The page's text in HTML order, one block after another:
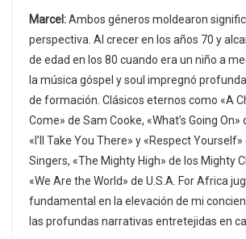
Marcel:Ambos géneros moldearon
perspectiva. Al crecer en los años 70 y
de edad en los 80 cuando era un niño a
la música góspel y soul impregnó
de formación. Clásicos eternos como «A
Come» de Sam Cooke, «What’s Going On»
«I’ll Take You There» y «Respect
Singers, «The Mighty High» de los Mighty
«We Are the World» de U.S.A. For Africa
fundamental en la elevación de mi
las profundas narrativas entretejidas en